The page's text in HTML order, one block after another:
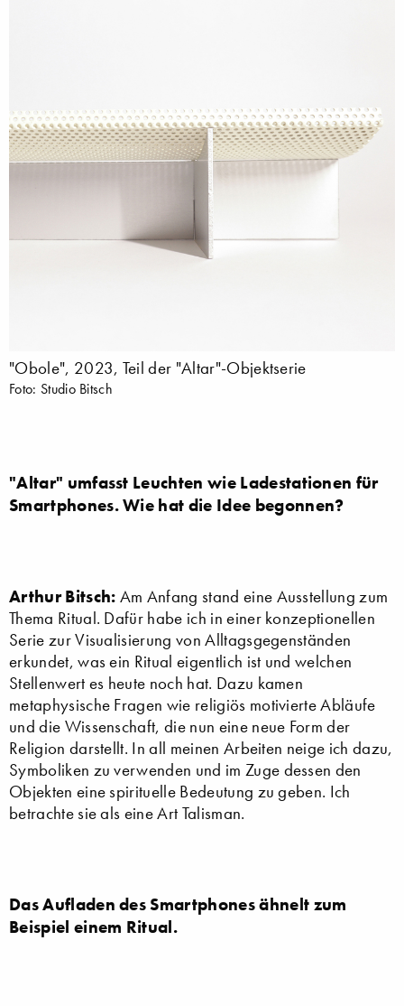
"Obole", 2023, Teil der "Altar"-Objektserie
Foto: Studio Bitsch
"Altar" umfasst Leuchten wie Ladestationen für
Smartphones. Wie hat die Idee begonnen?
Arthur Bitsch: Am Anfang stand eine Ausstellung zum
Thema Ritual. Dafür habe ich in einer konzeptionellen
Serie zur Visualisierung von Alltagsgegenständen
erkundet, was ein Ritual eigentlich ist und welchen
Stellenwert es heute noch hat. Dazu kamen
metaphysische Fragen wie religiös motivierte Abläufe
und die Wissenschaft, die nun eine neue Form der
Religion darstellt. In all meinen Arbeiten neige ich dazu,
Symboliken zu verwenden und im Zuge dessen den
Objekten eine spirituelle Bedeutung zu geben. Ich
betrachte sie als eine Art Talisman.
Das Aufladen des Smartphones ähnelt zum
Beispiel einem Ritual.